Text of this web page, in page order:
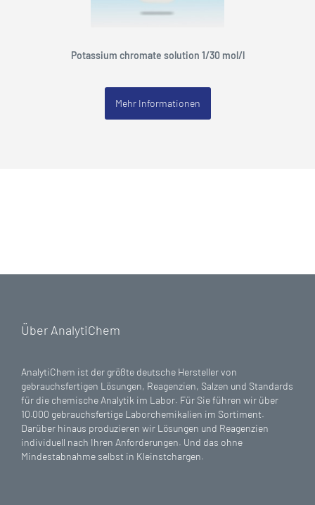
Potassium chromate solution 1/30 mol/l
Mehr Informationen
Über AnalytiChem
AnalytiChem ist der größte deutsche Hersteller von
gebrauchsfertigen Lösungen, Reagenzien, Salzen und Standards
für die chemische Analytik im Labor. Für Sie führen wir über
10.000 gebrauchsfertige Laborchemikalien im Sortiment.
Darüber hinaus produzieren wir Lösungen und Reagenzien
individuell nach Ihren Anforderungen. Und das ohne
Mindestabnahme selbst in Kleinstchargen.